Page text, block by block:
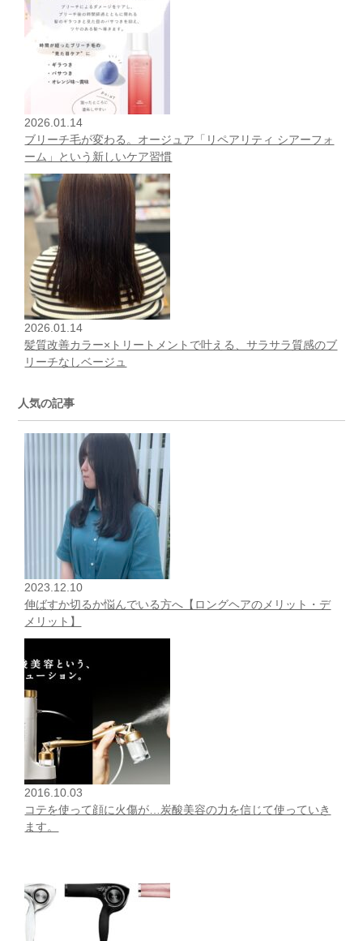
2026.01.14
ブリーチ毛が変わる。オージュア「リペアリティ シアーフォ
ーム」という新しいケア習慣
2026.01.14
髪質改善カラー×トリートメントで叶える、サラサラ質感のブ
リーチなしベージュ
人気の記事
2023.12.10
伸ばすか切るか悩んでいる方へ【ロングヘアのメリット・デ
メリット】
2016.10.03
コテを使って顔に火傷が…炭酸美容の力を信じて使っていき
ます。